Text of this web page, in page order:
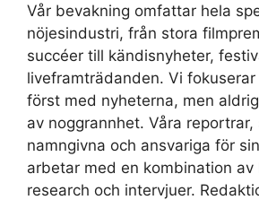
Vår bevakning omfattar hela
nöjesindustri, från stora
succéer till kändisnyheter,
liveframträdanden. Vi
först med nyheterna, men
av noggrannhet. Våra reportrar,
namngivna och ansvariga för
arbetar med en kombination av
research och intervjuer.